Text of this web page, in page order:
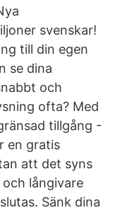
svenskar!
till din egen
se dina
och
ofta? Med
tillgång -
en gratis
att det syns
långivare
Sänk dina